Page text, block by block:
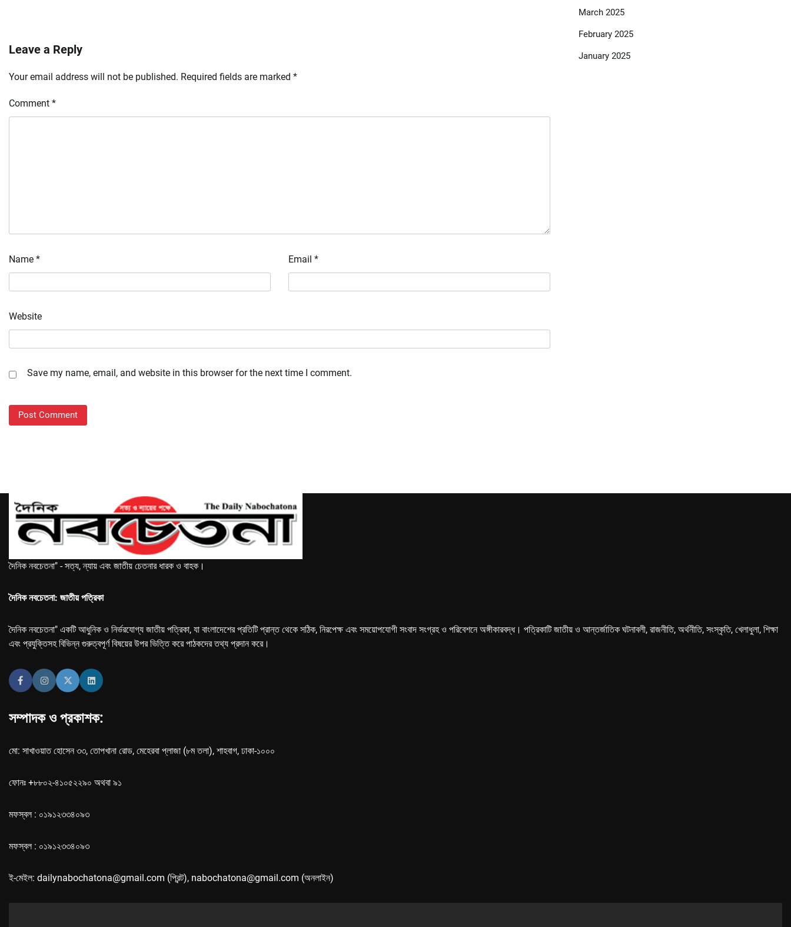
Leave a Reply
Your email address will not be published. Required fields are marked *
Comment *
Name * Email *
Website
Save my name, email, and website in this browser for the next time I comment.
March 2025
February 2025
January 2025
দৈনিক নবচেতনা" - সত্য, ন্যায় এবং জাতীয় চেতনার ধারক ও বাহক।
দৈনিক নবচেতনা: জাতীয় পত্রিকা
দৈনিক নবচেতনা" একটি আধুনিক ও নির্ভরযোগ্য জাতীয় পত্রিকা, যা বাংলাদেশের প্রতিটি প্রান্ত থেকে সঠিক, নিরপেক্ষ এবং সময়োপযোগী সংবাদ সংগ্রহ ও পরিবেশনে অঙ্গীকারবদ্ধ। পত্রিকাটি জাতীয় ও আন্তর্জাতিক ঘটনাবলী, রাজনীতি, অর্থনীতি, সংস্কৃতি, খেলাধুলা, শিক্ষা
এবং প্রযুক্তিসহ বিভিন্ন গুরুত্বপূর্ণ বিষয়ের উপর ভিত্তি করে পাঠকদের তথ্য প্রদান করে।
সম্পাদক ও প্রকাশক:
মো: সাখাওয়াত হোসেন ৩৩, তোপখানা রোড, মেহেরবা প্লাজা (৮ম তলা), শাহবাগ, ঢাকা-১০০০
ফোনঃ +৮৮০২-৪১০৫২২৯০ অথবা ৯১
মফস্বল : ০১৯১২৩৩৪০৯৩
মফস্বল : ০১৯১২৩৩৪০৯৩
ই-মেইল: dailynabochatona@gmail.com (প্রিন্ট), nabochatona@gmail.com (অনলাইন)